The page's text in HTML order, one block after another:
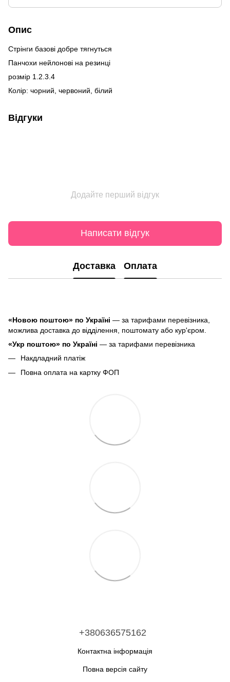
Опис
Стрінги базові добре тягнуться
Панчохи нейлонові на резинці
розмір 1.2.3.4
Колір: чорний, червоний, білий
Відгуки
Додайте перший відгук
Написати відгук
Доставка Оплата
«Новою поштою» по Україні — за тарифами перевізника,
можлива доставка до відділення, поштомату або кур'єром.
«Укр поштою» по Україні — за тарифами перевізника
Накдладний платіж
Повна оплата на картку ФОП
+380636575162
Контактна інформація
Повна версія сайту